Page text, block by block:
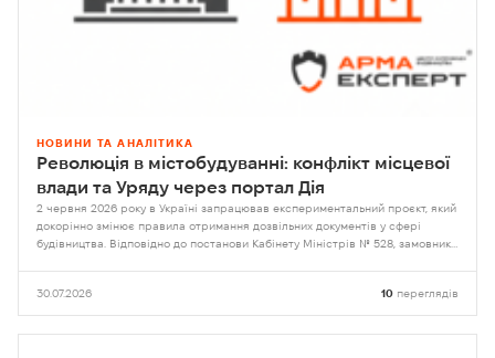
НОВИНИ ТА АНАЛІТИКА
Революція в містобудуванні: конфлікт місцевої
влади та Уряду через портал Дія
2 червня 2026 року в Україні запрацював експериментальний проєкт, який
докорінно змінює правила отримання дозвільних документів у сфері
будівництва. Відповідно до постанови Кабінету Міністрів № 528, замовники
30.07.2026 10 переглядів